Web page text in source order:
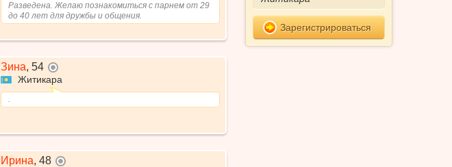
Разведена. Желаю познакомиться с парнем от 29
до 40 лет для дружбы и общения.
Зина, 54
Житикара
.
Ирина, 48
Зарегистрироваться